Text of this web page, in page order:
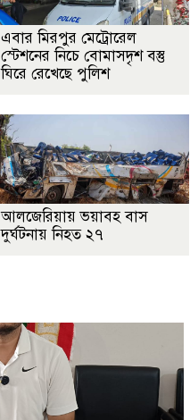
এবার মিরপুর মেট্রোরেল
স্টেশনের নিচে বোমাসদৃশ বস্তু
ঘিরে রেখেছে পুলিশ
আলজেরিয়ায় ভয়াবহ বাস
দুর্ঘটনায় নিহত ২৭